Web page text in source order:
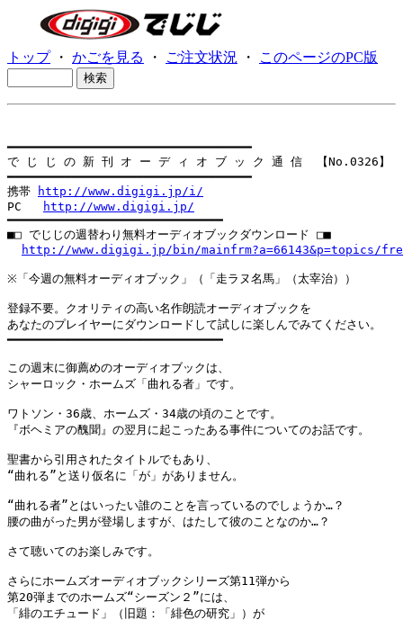
トップ・ かごを見る ・ ご注文状況 ・ このページのPC版
━━━━━━━━━━━━━━━━━━━━━━━━━━━━━━━━━━
で じ じ の 新 刊 オ ー デ ィ オ ブ ッ ク 通 信  【No.0326】
━━━━━━━━━━━━━━━━━━━━━━━━━━━━━━━━━━
携帯
http://www.digigi.jp/i/
PC
http://www.digigi.jp/
━━━━━━━━━━━━━━━━━━━━━━━━━━━━━━
■□ でじじの週替わり無料オーディオブックダウンロード □■
http://www.digigi.jp/bin/mainfrm?a=66143&p=topics/
※「今週の無料オーディオブック」（「走ラヌ名馬」（太宰治））
登録不要。クオリティの高い名作朗読オーディオブックを
あなたのプレイヤーにダウンロードして試しに楽しんでみてください。
━━━━━━━━━━━━━━━━━━━━━━━━━━━━━━
この週末に御薦めのオーディオブックは、
シャーロック・ホームズ「曲れる者」です。
ワトソン・36歳、ホームズ・34歳の頃のことです。
『ボヘミアの醜聞』の翌月に起こったある事件についてのお話です。
聖書から引用されたタイトルでもあり、
“曲れる”と送り仮名に「が」がありません。
“曲れる者”とはいったい誰のことを言っているのでしょうか…？
腰の曲がった男が登場しますが、はたして彼のことなのか…？
さて聴いてのお楽しみです。
さらにホームズオーディオブックシリーズ第11弾から
第20弾までのホームズ“シーズン２”には、
「緋のエチュード」（旧題：「緋色の研究」）が